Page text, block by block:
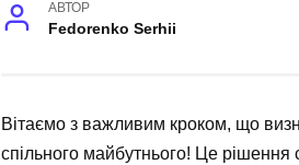
АВТОР
Fedorenko Serhii
Вітаємо з важливим кроком, що
спільного майбутнього! Це